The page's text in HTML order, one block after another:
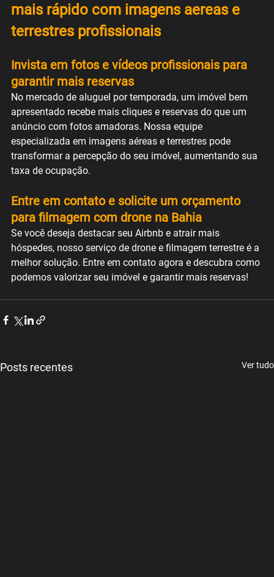
mais rápido com imagens aereas e
terrestres profissionais
Invista em fotos e vídeos profissionais para
garantir mais reservas
No mercado de aluguel por temporada, um imóvel bem
apresentado recebe mais cliques e reservas do que um
anúncio com fotos amadoras. Nossa equipe
especializada em imagens aéreas e terrestres pode
transformar a percepção do seu imóvel, aumentando sua
taxa de ocupação.
Entre em contato e solicite um orçamento
para filmagem com drone na Bahia
Se você deseja destacar seu Airbnb e atrair mais
hóspedes, nosso serviço de drone e filmagem terrestre é a
melhor solução. Entre em contato agora e descubra como
podemos valorizar seu imóvel e garantir mais reservas!
Posts recentes Ver tudo